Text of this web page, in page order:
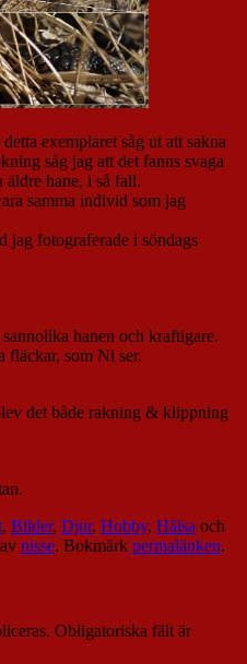
exemplaret såg ut att sakna
såg jag att det fanns svaga
äldre hane, i så fall.
samma individ som jag
jag fotograferade i söndags
hanen och kraftigare.
fläckar, som Ni ser.
det både rakning & klippning
, Bilder, Djur, Hobby, Hälsa och
av nisse. Bokmärk permalänken.
Obligatoriska fält är